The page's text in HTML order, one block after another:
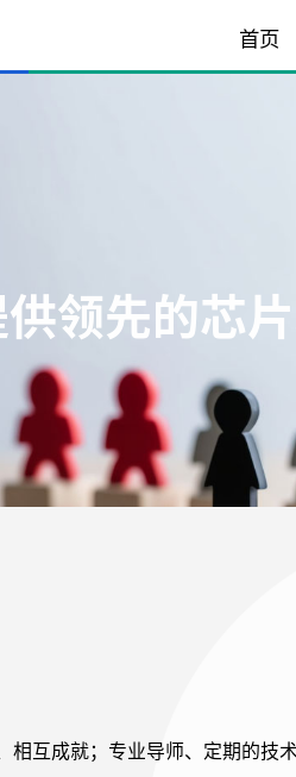
首页
领先的芯
相互成就；专业导师、定期的技术